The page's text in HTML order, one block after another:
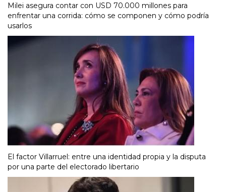
Milei asegura contar con USD 70.000 millones para
enfrentar una corrida: cómo se componen y cómo podría
usarlos
El factor Villarruel: entre una identidad propia y la disputa
por una parte del electorado libertario